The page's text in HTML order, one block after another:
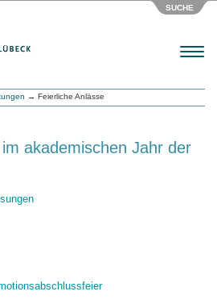
SUCHE
Menu
→ Feierliche Anlässe
akademischen Jahr der